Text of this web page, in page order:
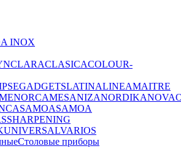
INOX
CLARACLASICACOLOUR-
GADGETSLATINALINEAMAITRE
MESANIZANORDIKANOVA
SAMOASAMOA
SHARPENING
UNIVERSALVARIOS
Столовые приборы